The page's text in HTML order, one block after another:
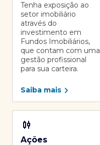
Tenha exposição ao
setor imobiliário
através do
investimento em
Fundos Imobiliários,
que contam com uma
gestão profissional
para sua carteira.
Saiba mais
Ações